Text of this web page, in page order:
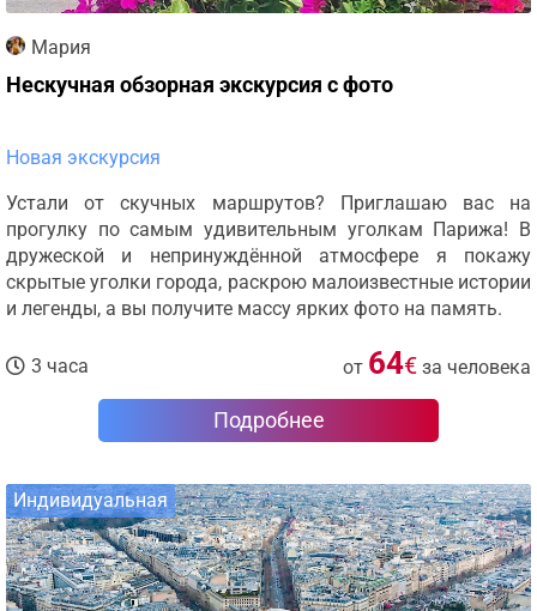
Мария
Нескучная обзорная экскурсия с фото
Новая экскурсия
Устали от скучных маршрутов? Приглашаю вас на
прогулку по самым удивительным уголкам Парижа! В
дружеской и непринуждённой атмосфере я покажу
скрытые уголки города, раскрою малоизвестные истории
и легенды, а вы получите массу ярких фото на память.
3 часа от 64€ за человека
Подробнее
Индивидуальная